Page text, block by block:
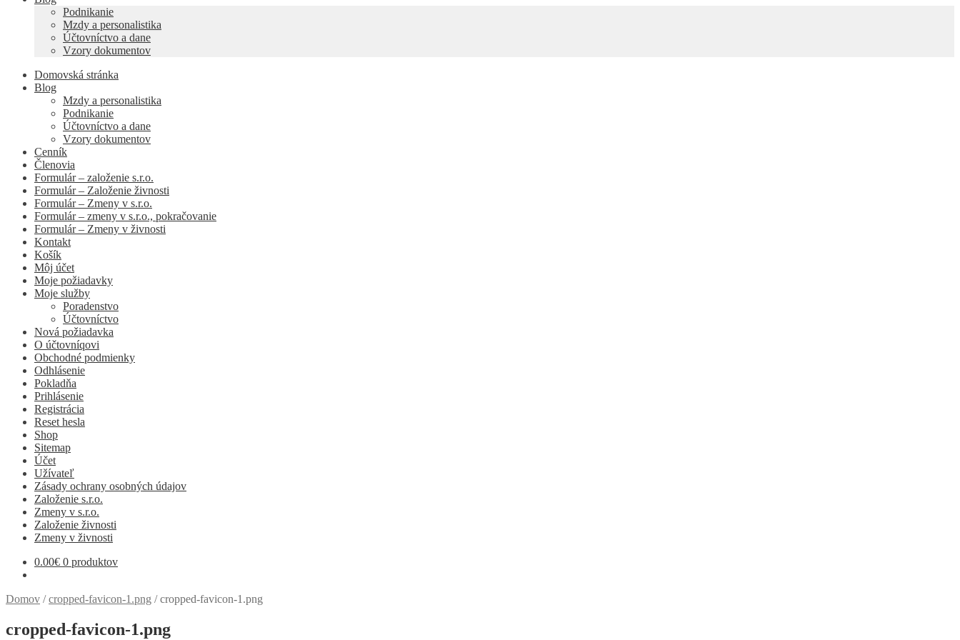
Podnikanie
Mzdy a personalistika
Účtovníctvo a dane
Vzory dokumentov
Domovská stránka
Blog
Mzdy a personalistika
Podnikanie
Účtovníctvo a dane
Vzory dokumentov
Cenník
Členovia
Formulár – založenie s.r.o.
Formulár – Založenie živnosti
Formulár – Zmeny v s.r.o.
Formulár – zmeny v s.r.o., pokračovanie
Formulár – Zmeny v živnosti
Kontakt
Košík
Môj účet
Moje požiadavky
Moje služby
Poradenstvo
Účtovníctvo
Nová požiadavka
O účtovníqovi
Obchodné podmienky
Odhlásenie
Pokladňa
Prihlásenie
Registrácia
Reset hesla
Shop
Sitemap
Účet
Užívateľ
Zásady ochrany osobných údajov
Založenie s.r.o.
Zmeny v s.r.o.
Založenie živnosti
Zmeny v živnosti
0.00€ 0 produktov
Domov /cropped-favicon-1.png /cropped-favicon-1.png
cropped-favicon-1.png